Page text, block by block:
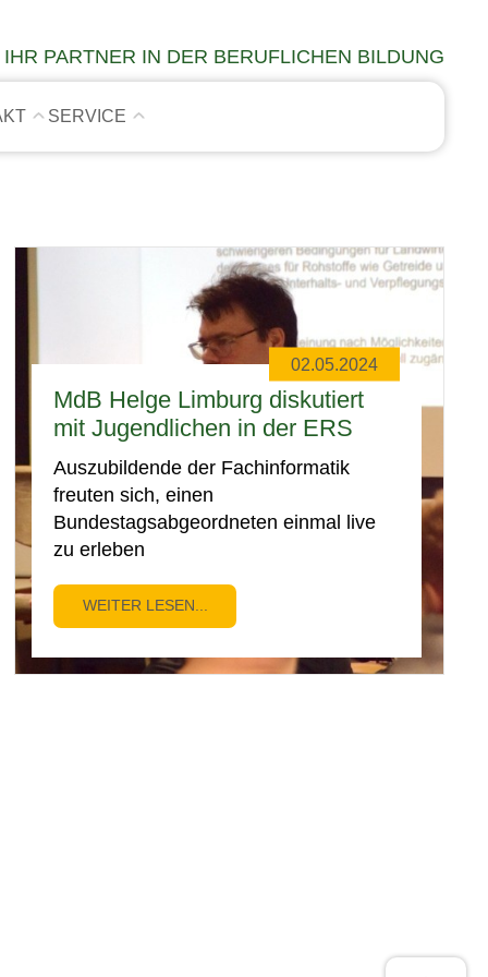
02.05.2024
MdB Helge Limburg diskutiert
mit Jugendlichen in der ERS
Auszubildende der Fachinformatik
freuten sich, einen
Bundestagsabgeordneten einmal live
zu erleben
WEITER LESEN...
SERVICE
IHR PARTNER IN DER BERUFLICHEN BILDUNG